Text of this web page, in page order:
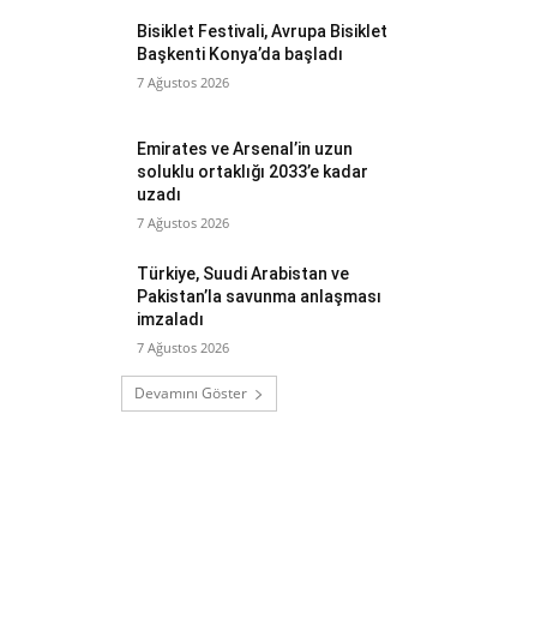
Bisiklet Festivali, Avrupa Bisiklet
Başkenti Konya’da başladı
7 Ağustos 2026
Emirates ve Arsenal’in uzun
soluklu ortaklığı 2033’e kadar
uzadı
7 Ağustos 2026
Türkiye, Suudi Arabistan ve
Pakistan’la savunma anlaşması
imzaladı
7 Ağustos 2026
Devamını Göster